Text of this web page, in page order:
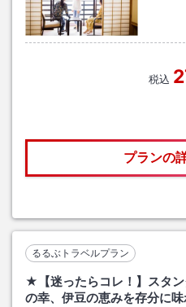
税込
プランの
るるぶトラベルプラン
★【迷ったらコレ！】スタ
の幸、伊豆の恵みを存分に味